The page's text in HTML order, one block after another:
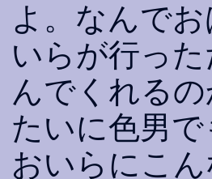
よ。なんで
いらが行っ
んでくれる
たいに色男
おいらにこ